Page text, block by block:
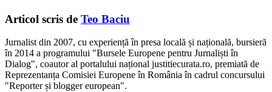
Articol scris de Teo Baciu
Jurnalist din 2007, cu experiență în presa locală și națională, bursieră
în 2014 a programului "Bursele Europene pentru Jurnaliști în
Dialog", coautor al portalului național justitiecurata.ro, premiată de
Reprezentanța Comisiei Europene în România în cadrul concursului
"Reporter și blogger european".